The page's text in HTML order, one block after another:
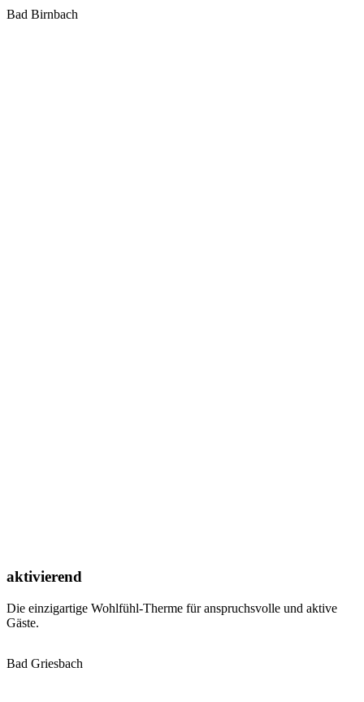
Bad Birnbach
aktivierend
Die einzigartige Wohlfühl-Therme für anspruchsvolle und aktive
Gäste.
Bad Griesbach